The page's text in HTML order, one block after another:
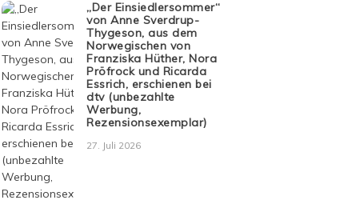
„Der Einsiedlersommer“
von Anne Sverdrup-
Thygeson, aus dem
Norwegischen von
Franziska Hüther, Nora
Pröfrock und Ricarda
Essrich, erschienen bei
dtv (unbezahlte
Werbung,
Rezensionsexemplar)
27. Juli 2026